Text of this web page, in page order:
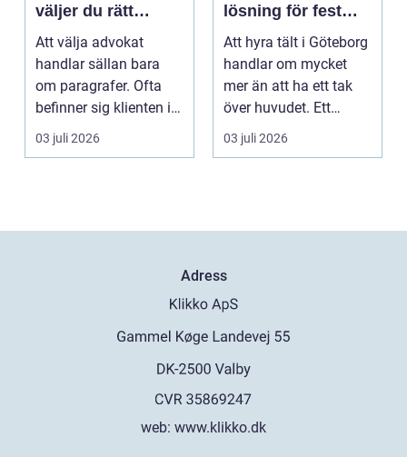
väljer du rätt
juridiskt stöd
Att välja advokat
handlar sällan bara
om paragrafer. Ofta
befinner sig klienten i
en utsatt situatio...
03 juli 2026
lösning för fest
och event
Att hyra tält i Göteborg
handlar om mycket
mer än att ha ett tak
över huvudet. Ett
genomtänkt tält s...
03 juli 2026
Adress
web: www.klikko.dk